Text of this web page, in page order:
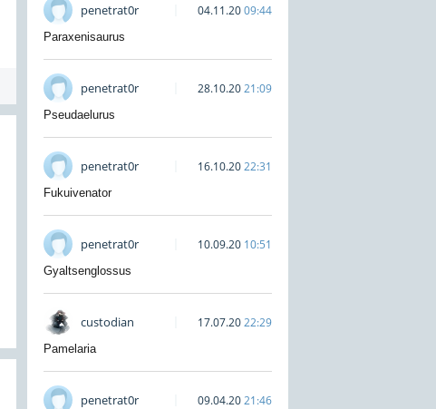
penetrat0r 04.11.2009:44
Paraxenisaurus
penetrat0r 28.10.2021:09
Pseudaelurus
penetrat0r 16.10.2022:31
Fukuivenator
penetrat0r 10.09.20 10:51
Gyaltsenglossus
custodian 17.07.2022:29
Pamelaria
penetrat0r 09.04.2021:46